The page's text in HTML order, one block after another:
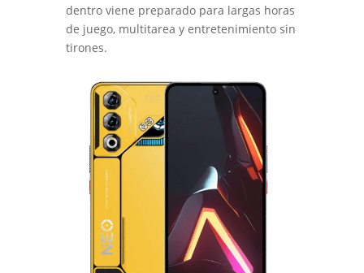
dentro viene preparado para largas horas
de juego, multitarea y entretenimiento sin
tirones.